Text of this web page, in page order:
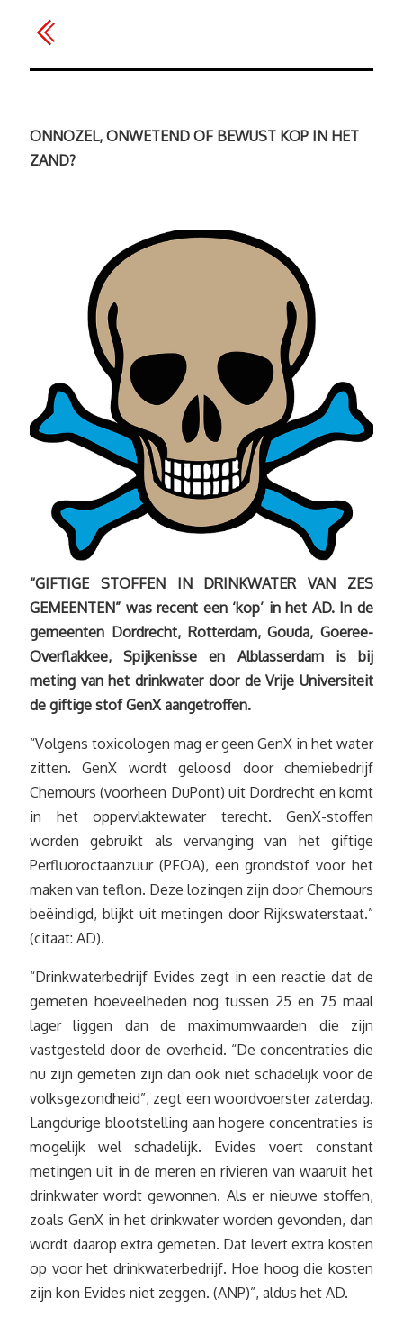
ONNOZEL, ONWETEND OF BEWUST KOP IN HET
ZAND?
“GIFTIGE STOFFEN IN DRINKWATER VAN ZES
GEMEENTEN” was recent een ‘kop’ in het AD. In de
gemeenten Dordrecht, Rotterdam, Gouda, Goeree-
Overflakkee, Spijkenisse en Alblasserdam is bij
meting van het drinkwater door de Vrije Universiteit
de giftige stof GenX aangetroffen.
“Volgens toxicologen mag er geen GenX in het water
zitten. GenX wordt geloosd door chemiebedrijf
Chemours (voorheen DuPont) uit Dordrecht en komt
in het oppervlaktewater terecht. GenX-stoffen
worden gebruikt als vervanging van het giftige
Perfluoroctaanzuur (PFOA), een grondstof voor het
maken van teflon. Deze lozingen zijn door Chemours
beëindigd, blijkt uit metingen door Rijkswaterstaat.”
(citaat: AD).
“Drinkwaterbedrijf Evides zegt in een reactie dat de
gemeten hoeveelheden nog tussen 25 en 75 maal
lager liggen dan de maximumwaarden die zijn
vastgesteld door de overheid. “De concentraties die
nu zijn gemeten zijn dan ook niet schadelijk voor de
volksgezondheid”, zegt een woordvoerster zaterdag.
Langdurige blootstelling aan hogere concentraties is
mogelijk wel schadelijk. Evides voert constant
metingen uit in de meren en rivieren van waaruit het
drinkwater wordt gewonnen. Als er nieuwe stoffen,
zoals GenX in het drinkwater worden gevonden, dan
wordt daarop extra gemeten. Dat levert extra kosten
op voor het drinkwaterbedrijf. Hoe hoog die kosten
zijn kon Evides niet zeggen. (ANP)”, aldus het AD.